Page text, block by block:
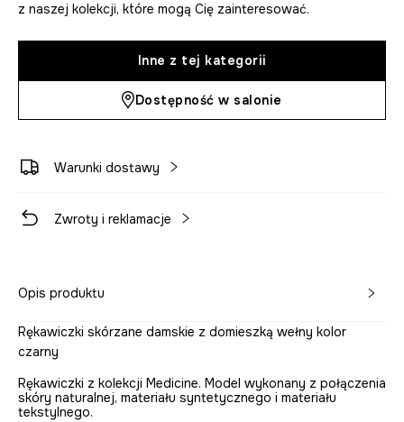
z naszej kolekcji, które mogą Cię zainteresować.
Inne z tej kategorii
Dostępność w salonie
Warunki dostawy
Zwroty i reklamacje
Opis produktu
Rękawiczki skórzane damskie z domieszką wełny kolor
czarny
Rękawiczki z kolekcji Medicine. Model wykonany z połączenia
skóry naturalnej, materiału syntetycznego i materiału
tekstylnego.